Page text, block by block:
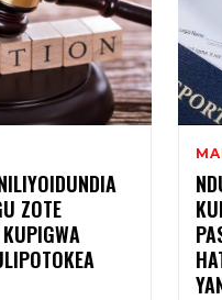
ZOTE